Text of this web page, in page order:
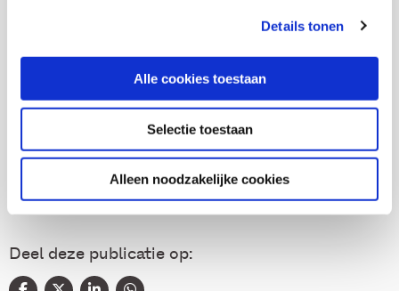
Details tonen
Alle cookies toestaan
Selectie toestaan
Alleen noodzakelijke cookies
Thema's
Diversiteit
(Arbeids)participatie
Deel deze publicatie op: